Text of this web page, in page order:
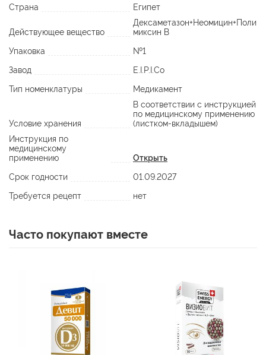
Страна Египет
Действующее вещество
Дексаметазон+Неомицин+Поли
миксин В
Упаковка
№1
Завод
E.I.P.I.Co
Тип номенклатуры
Медикамент
Условие хранения
В соответствии с инструкцией
по медицинскому применению
(листком-вкладышем)
Инструкция по
медицинскому
применению
Открыть
Срок годности
01.09.2027
Требуется рецепт
нет
Часто покупают вместе